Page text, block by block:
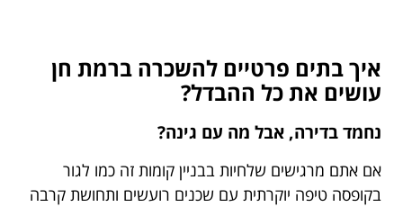
איך בתים פרטיים להשכרה ברמת חן
עושים את כל ההבדל?
נחמד בדירה, אבל מה עם גינה?
אם אתם מרגישים שלחיות בבניין קומות זה כמו לגור
בקופסה טיפה יוקרתית עם שכנים רועשים ותחושת קרבה